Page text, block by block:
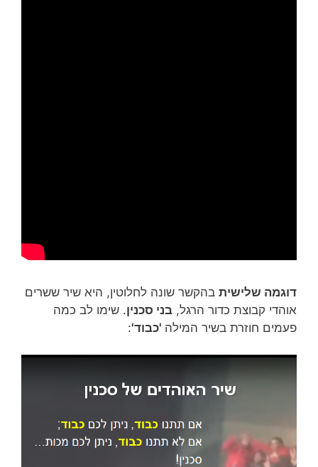
דוגמה שלישית בהקשר שונה לחלוטין, היא שיר ששרים
אוהדי קבוצת כדור הרגל, בני סכנין. שימו לב כמה
פעמים חוזרת בשיר המילה 'כבוד':